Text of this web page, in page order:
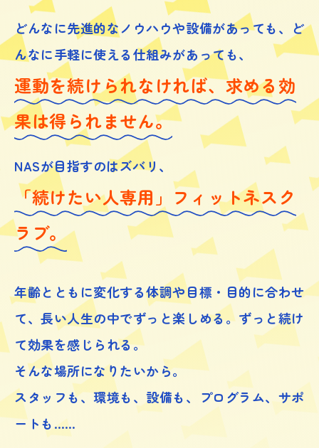
どんなに先進的なノウハウや設備があっても、
ど
んなに手軽に使える仕組みがあっても、
運動を続けられなければ、求める効
果は得られません。
NASが目指すのはズバリ、
「続けたい人専用」フィットネスク
ラブ。
年齢とともに変化する体調や目標・目的に合わせ
て、長い人生の中でずっと楽しめる。ずっと続け
て効果を感じられる。
そんな場所になりたいから。
スタッフも、環境も、設備も、プログラム、サポ
ートも……